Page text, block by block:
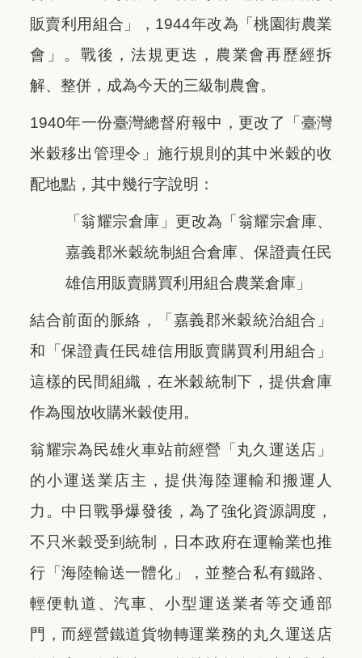
販賣利用組合」，1944年改為「桃園街農業
會」。戰後，法規更迭，農業會再歷經拆
解、整併，成為今天的三級制農會。
1940年一份臺灣總督府報中，更改了「臺灣
米穀移出管理令」施行規則的其中米穀的收
配地點，其中幾行字說明：
「翁耀宗倉庫」更改為「翁耀宗倉庫、
嘉義郡米穀統制組合倉庫、保證責任民
雄信用販賣購買利用組合農業倉庫」
結合前面的脈絡，「嘉義郡米穀統治組合」
和「保證責任民雄信用販賣購買利用組合」
這樣的民間組織，在米穀統制下，提供倉庫
作為囤放收購米穀使用。
翁耀宗為民雄火車站前經營「丸久運送店」
的小運送業店主，提供海陸運輸和搬運人
力。中日戰爭爆發後，為了強化資源調度，
不只米穀受到統制，日本政府在運輸業也推
行「海陸輸送一體化」，並整合私有鐵路、
輕便軌道、汽車、小型運送業者等交通部
門，而經營鐵道貨物轉運業務的丸久運送店